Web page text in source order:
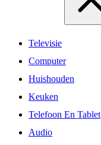
Televisie
Computer
Huishouden
Keuken
Telefoon En Tablet
Audio